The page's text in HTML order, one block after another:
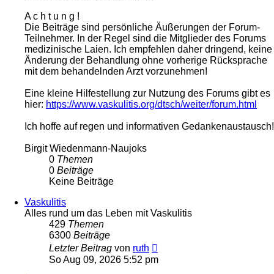
A c h t u n g !
Die Beiträge sind persönliche Äußerungen der Forum-
Teilnehmer. In der Regel sind die Mitglieder des Forums
medizinische Laien. Ich empfehlen daher dringend, keine
Änderung der Behandlung ohne vorherige Rücksprache
mit dem behandelnden Arzt vorzunehmen!
Eine kleine Hilfestellung zur Nutzung des Forums gibt es
hier: https://www.vaskulitis.org/dtsch/weiter/forum.html
Ich hoffe auf regen und informativen Gedankenaustausch!
Birgit Wiedenmann-Naujoks
0 Themen
0 Beiträge
Keine Beiträge
Vaskulitis
Alles rund um das Leben mit Vaskulitis
429 Themen
6300 Beiträge
Letzter Beitrag von ruth
Beitrag
So Aug 09, 2026 5:52 pm